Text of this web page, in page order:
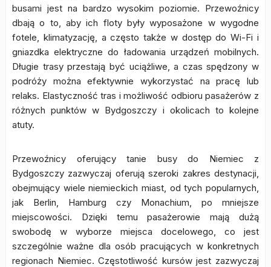
busami jest na bardzo wysokim poziomie. Przewoźnicy
dbają o to, aby ich floty były wyposażone w wygodne
fotele, klimatyzację, a często także w dostęp do Wi-Fi i
gniazdka elektryczne do ładowania urządzeń mobilnych.
Długie trasy przestają być uciążliwe, a czas spędzony w
podróży można efektywnie wykorzystać na pracę lub
relaks. Elastyczność tras i możliwość odbioru pasażerów z
różnych punktów w Bydgoszczy i okolicach to kolejne
atuty.
Przewoźnicy oferujący tanie busy do Niemiec z
Bydgoszczy zazwyczaj oferują szeroki zakres destynacji,
obejmujący wiele niemieckich miast, od tych popularnych,
jak Berlin, Hamburg czy Monachium, po mniejsze
miejscowości. Dzięki temu pasażerowie mają dużą
swobodę w wyborze miejsca docelowego, co jest
szczególnie ważne dla osób pracujących w konkretnych
regionach Niemiec. Częstotliwość kursów jest zazwyczaj